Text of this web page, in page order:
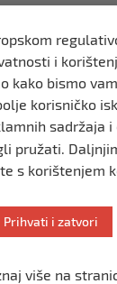
dok su za
, a za
novembar u
i korupcije što,
i
kako bismo
korisničko
sadržaja
pružati.
s korištenjem
Prihvati i zatvori
više na